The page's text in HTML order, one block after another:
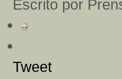
Escrito por
Tweet